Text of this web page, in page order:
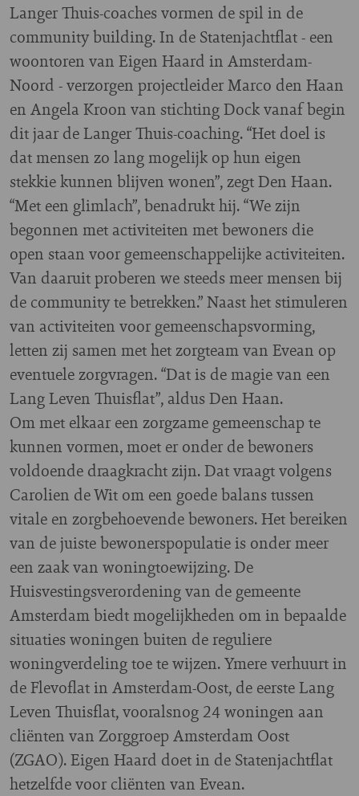
Langer Thuis-coaches vormen de spil in de
community building. In de Statenjachtflat - een
woontoren van Eigen Haard in Amsterdam-
Noord - verzorgen projectleider Marco den Haan
en Angela Kroon van stichting Dock vanaf begin
dit jaar de Langer Thuis-coaching. “Het doel is
dat mensen zo lang mogelijk op hun eigen
stekkie kunnen blijven wonen”, zegt Den Haan.
“Met een glimlach”, benadrukt hij. “We zijn
begonnen met activiteiten met bewoners die
open staan voor gemeenschappelijke activiteiten.
Van daaruit proberen we steeds meer mensen bij
de community te betrekken.” Naast het stimuleren
van activiteiten voor gemeenschapsvorming,
letten zij samen met het zorgteam van Evean op
eventuele zorgvragen. “Dat is de magie van een
Lang Leven Thuisflat”, aldus Den Haan.
Om met elkaar een zorgzame gemeenschap te
kunnen vormen, moet er onder de bewoners
voldoende draagkracht zijn. Dat vraagt volgens
Carolien de Wit om een goede balans tussen
vitale en zorgbehoevende bewoners. Het bereiken
van de juiste bewonerspopulatie is onder meer
een zaak van woningtoewijzing. De
Huisvestingsverordening van de gemeente
Amsterdam biedt mogelijkheden om in bepaalde
situaties woningen buiten de reguliere
woningverdeling toe te wijzen. Ymere verhuurt in
de Flevoflat in Amsterdam-Oost, de eerste Lang
Leven Thuisflat, vooralsnog 24 woningen aan
cliënten van Zorggroep Amsterdam Oost
(ZGAO). Eigen Haard doet in de Statenjachtflat
hetzelfde voor cliënten van Evean.